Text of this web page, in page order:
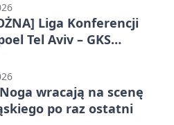
Liga Konferencji
Tel Aviv – GKS
Noga wracają na scenę
po raz ostatni